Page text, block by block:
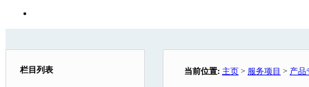
栏目列表 当前位置: 主页 > 服务项目 > 产品